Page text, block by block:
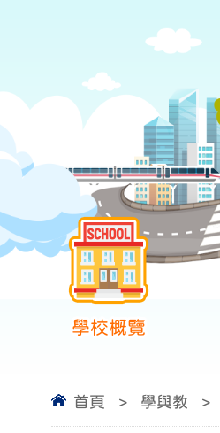
學校概覽
首頁 > 學與教 >